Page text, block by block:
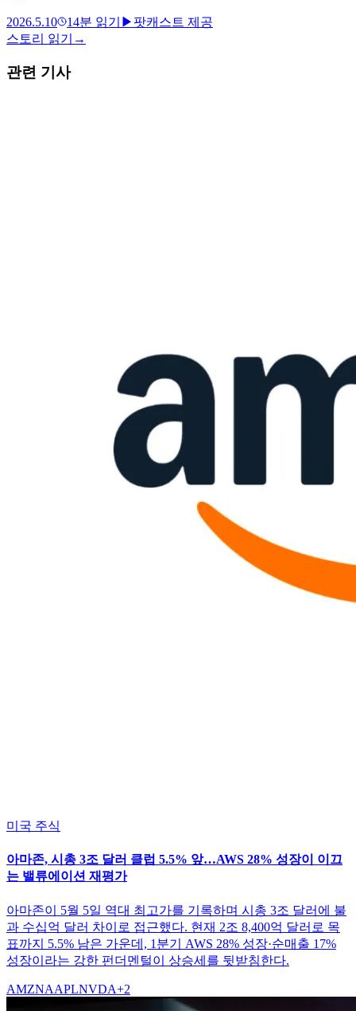
2026.5.10 14분 읽기 ▶ 팟캐스트 제공
스토리 읽기 →
관련 기사
미국 주식
아마존, 시총 3조 달러 클럽 5.5% 앞…AWS 28% 성장이 이끄
는 밸류에이션 재평가
아마존이 5월 5일 역대 최고가를 기록하며 시총 3조 달러에 불
과 수십억 달러 차이로 접근했다. 현재 2조 8,400억 달러로 목
표까지 5.5% 남은 가운데, 1분기 AWS 28% 성장·순매출 17%
성장이라는 강한 펀더멘털이 상승세를 뒷받침한다.
AMZNAAPLNVDA+2